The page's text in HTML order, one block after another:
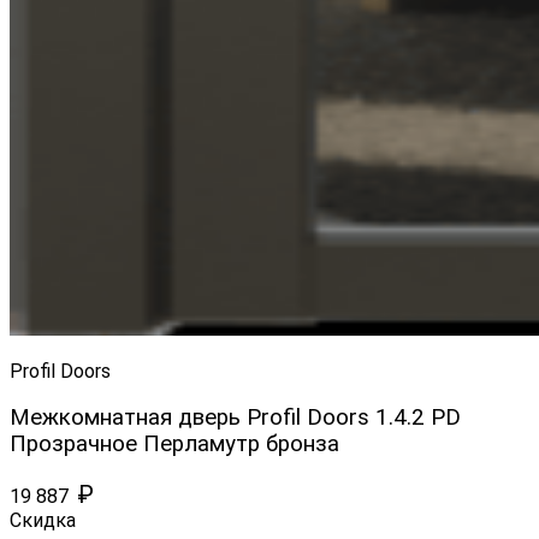
Profil Doors
Межкомнатная дверь Profil Doors 1.4.2 PD
Прозрачное Перламутр бронза
19 887 ₽
Скидка